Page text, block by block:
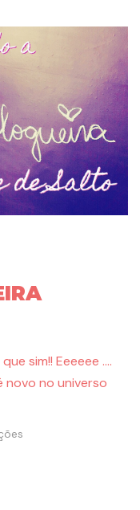
sim!! Eeeeee ….
novo no universo